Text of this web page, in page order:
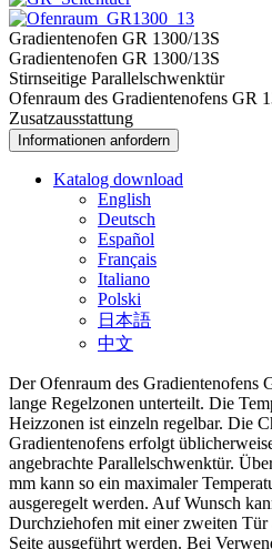
Gradientenofen GR 1300/13S
Gradientenofen GR 1300/13S
Stirnseitige Parallelschwenktür
Ofenraum des Gradientenofens GR
Zusatzausstattung
Informationen anfordern
Katalog download
English
Deutsch
Español
Français
Italiano
Polski
日本語
中文
Der Ofenraum des Gradientenofens
lange Regelzonen unterteilt. Die
Heizzonen ist einzeln regelbar. Die
Gradientenofens erfolgt
angebrachte Parallelschwenktür.
mm kann so ein maximaler
ausgeregelt werden. Auf Wunsch
Durchziehofen mit einer zweiten Tür
Seite ausgeführt werden. Bei